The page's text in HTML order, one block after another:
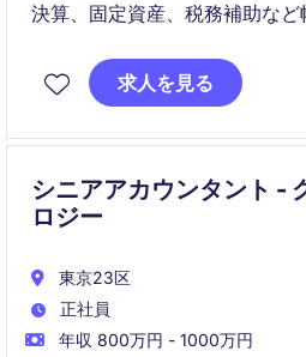
決算、固定資産、税務補助な
英語を活かしつつ、業務改善
求人を見る
シニアアカウンタント -
ロジー
東京23区
正社員
年収 800万円 - 1000万円